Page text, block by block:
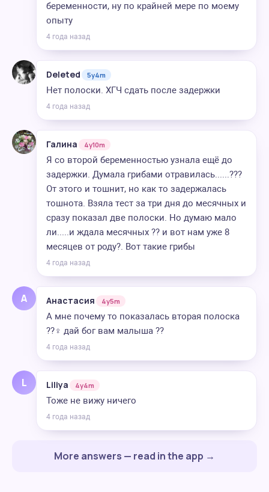
беременности, ну по крайней мере по моему
опыту
4 года назад
Deleted 5y4m
Нет полоски. ХГЧ сдать после задержки
4 года назад
Галина 4y10m
Я со второй беременностью узнала ещё до
задержки. Думала грибами отравилась......???
От этого и тошнит, но как то задержалась
тошнота. Взяла тест за три дня до месячных и
сразу показал две полоски. Но думаю мало
ли.....и ждала месячных ?? и вот нам уже 8
месяцев от роду?. Вот такие грибы
4 года назад
А Анастасия 4y5m
А мне почему то показалась вторая полоска
??‍♀️ дай бог вам малыша ??
4 года назад
L Liliya 4y4m
Тоже не вижу ничего
4 года назад
More answers — read in the app →